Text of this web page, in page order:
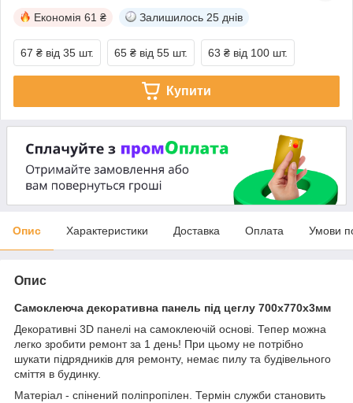
Економія 61 ₴ Залишилось 25 днів
67 ₴ від 35 шт. 65 ₴ від 55 шт. 63 ₴ від 100 шт.
Купити
Опис Характеристики Доставка Оплата Умови
Опис
Самоклеюча декоративна панель під цеглу 700x770x3мм
Декоративні 3D панелі на самоклеючій основі. Тепер можна
легко зробити ремонт за 1 день! При цьому не потрібно
шукати підрядників для ремонту, немає пилу та будівельного
сміття в будинку.
Матеріал - спінений поліпропілен. Термін служби становить